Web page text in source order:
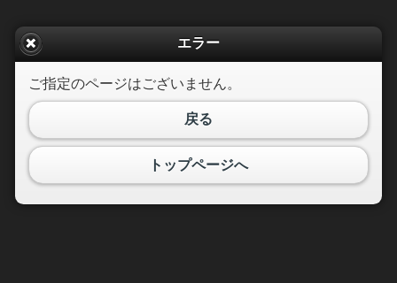
エラー
ご指定のページはございません。
戻る
トップページへ